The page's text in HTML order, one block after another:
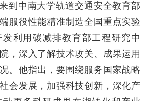
到中南大学轨道交通安全教育部
服役性能精准制造全国重点实验
利用碳减排教育部工程研究中
，深入了解技术攻关、成果运用
。他指出，要围绕服务国家战略
会发展，加强科技创新，深化产